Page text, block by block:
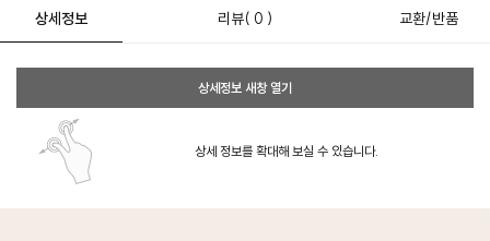
상세정보 리뷰( 0 ) 교환/반품
상세정보 새창 열기
상세 정보를 확대해 보실 수 있습니다.